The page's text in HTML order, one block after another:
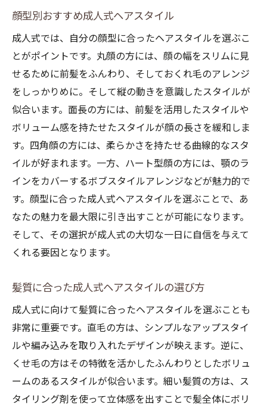
髪飾りによる成人式スタイルの変化と効果
髪飾り選びで注意すべき成人式のポイント
市販品からオーダーメイドまで成人式髪飾
りの選択肢
成人式までに知っておきたいヘアケアの秘訣
成人式までに行うべきヘアケアの基本
髪質改善で成人式ヘアスタイルを引き立て
る
成人式に向けた髪の健康を保つ習慣
ヘアケア製品を選ぶ成人式準備のポイント
栄養と生活習慣が影響する成人式ヘアケア
ポイント
成人式ヘアメイクでプロが注目するポイン
ト
スタイリストがおすすめする成人式ヘアメ
イクテクニック
成人式を華やかにするプロのヘアメイクア
プローチ
顔型別おすすめ成人式ヘアスタイル
成人式では、自分の顔型に合ったヘアスタイルを選ぶこ
とがポイントです。丸顔の方には、顔の幅をスリムに見
せるために前髪をふんわり、そしておくれ毛のアレンジ
をしっかりめに。そして縦の動きを意識したスタイルが
似合います。面長の方には、前髪を活用したスタイルや
ボリューム感を持たせたスタイルが顔の長さを緩和しま
す。四角顔の方には、柔らかさを持たせる曲線的なスタ
イルが好まれます。一方、ハート型顔の方には、顎のラ
インをカバーするボブスタイルアレンジなどが魅力的で
す。顔型に合った成人式ヘアスタイルを選ぶことで、あ
なたの魅力を最大限に引き出すことが可能になります。
そして、その選択が成人式の大切な一日に自信を与えて
くれる要因となります。
髪質に合った成人式ヘアスタイルの選び方
成人式に向けて髪質に合ったヘアスタイルを選ぶことも
非常に重要です。直毛の方は、シンプルなアップスタイ
ルや編み込みを取り入れたデザインが映えます。逆に、
くせ毛の方はその特徴を活かしたふんわりとしたボリュ
ームのあるスタイルが似合います。細い髪質の方は、ス
タイリング剤を使って立体感を出すことで髪全体にボリ